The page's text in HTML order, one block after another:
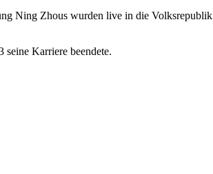
Ning Zhous wurden live in die Volksrepublik
seine Karriere beendete.